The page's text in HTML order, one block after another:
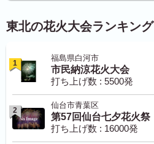
東北の花火大会ランキング
1
福島県白河市
市民納涼花火大会
打ち上げ数 : 5500発
2
仙台市青葉区
第57回仙台七夕花火祭
打ち上げ数 : 16000発